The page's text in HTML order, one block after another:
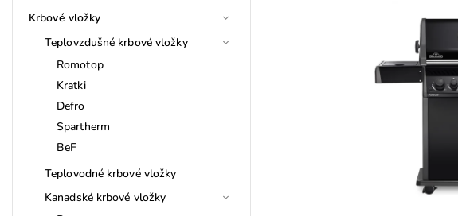
Krbové vložky
Teplovzdušné krbové vložky
Romotop
Kratki
Defro
Spartherm
BeF
Teplovodné krbové vložky
Kanadské krbové vložky